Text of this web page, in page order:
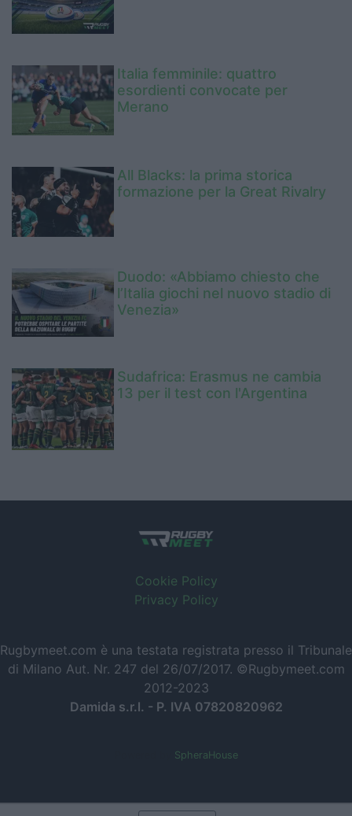
Italia femminile: quattro
esordienti convocate per
Merano
All Blacks: la prima storica
formazione per la Great Rivalry
Duodo: «Abbiamo chiesto che
l’Italia giochi nel nuovo stadio di
Venezia»
Sudafrica: Erasmus ne cambia
13 per il test con l'Argentina
Cookie Policy
Privacy Policy
Rugbymeet.com è una testata registrata presso il Tribunale
di Milano Aut. Nr. 247 del 26/07/2017. ©Rugbymeet.com
2012-2023
Damida s.r.l. - P. IVA 07820820962
SpheraHouse